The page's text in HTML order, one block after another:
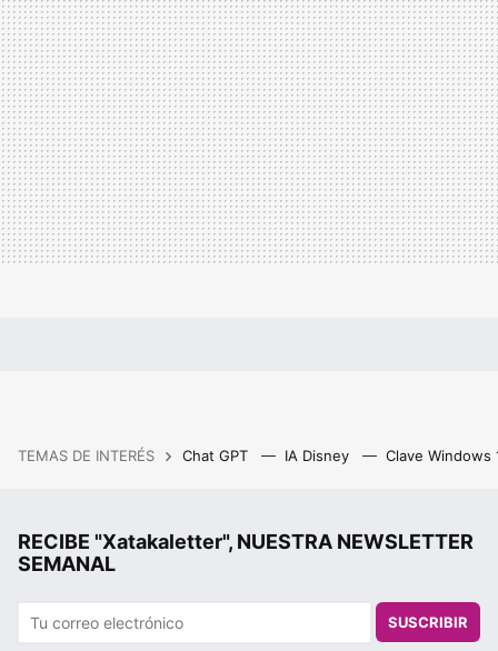
TEMAS DE INTERÉS Chat GPT IA Disney Clave Windows
RECIBE "Xatakaletter", NUESTRA NEWSLETTER
SEMANAL
SUSCRIBIR